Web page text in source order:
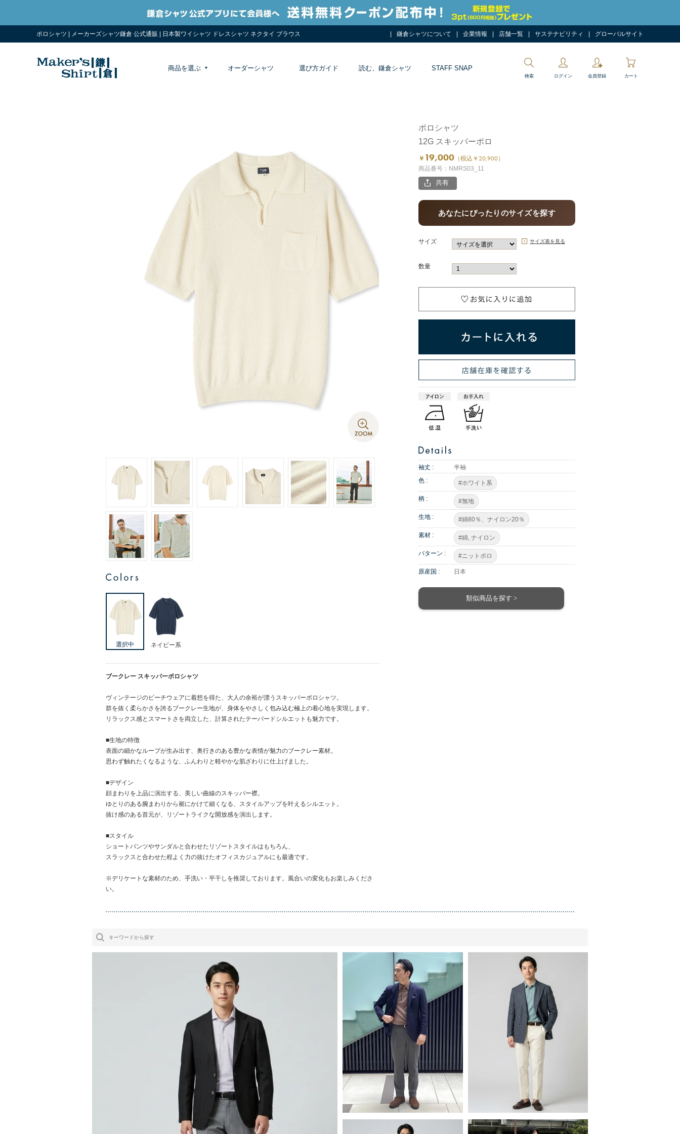
ポロシャツ | メーカーズシャツ鎌倉 公式通販 | 日本製ワイシャツ ドレスシャツ ネクタイ ブラウス 鎌倉シャツについて 企業情報 店舗一覧 サステナビリティ グローバルサイト
商品を選ぶ オーダーシャツ 選び方ガイド 読む、鎌倉シャツ STAFF SNAP
検索 ログイン 会員登録 カート
ネイビー系
ブークレー スキッパーポロシャツ
ヴィンテージのビーチウェアに着想を得た、大人の余裕が漂うスキッパーポロシャツ。
群を抜く柔らかさを誇るブークレー生地が、身体をやさしく包み込む極上の着心地を実現します。
リラックス感とスマートさを両立した、計算されたテーパードシルエットも魅力です。
■生地の特徴
表面の細かなループが生み出す、奥行きのある豊かな表情が魅力のブークレー素材。
思わず触れたくなるような、ふんわりと軽やかな肌ざわりに仕上げました。
■デザイン
顔まわりを上品に演出する、美しい曲線のスキッパー襟。
ゆとりのある腕まわりから裾にかけて細くなる、スタイルアップを叶えるシルエット。
抜け感のある首元が、リゾートライクな開放感を演出します。
■スタイル
ショートパンツやサンダルと合わせたリゾートスタイルはもちろん、
スラックスと合わせた程よく力の抜けたオフィスカジュアルにも最適です。
※デリケートな素材のため、手洗い・平干しを推奨しております。風合いの変化もお楽しみくださ
い。
ポロシャツ
12G スキッパーポロ
￥ 19,000 （税込￥20,900）
商品番号：NMRS03_11
共有
あなたにぴったりのサイズを探す
サイズ サイズ表を見る
数量
袖丈 :
半袖
色 :
#ホワイト系
柄 : #無地
生地 : #綿80％、ナイロン20％
素材 : #綿, ナイロン
パターン : #ニットポロ
原産国 : 日本
類似商品を探す >